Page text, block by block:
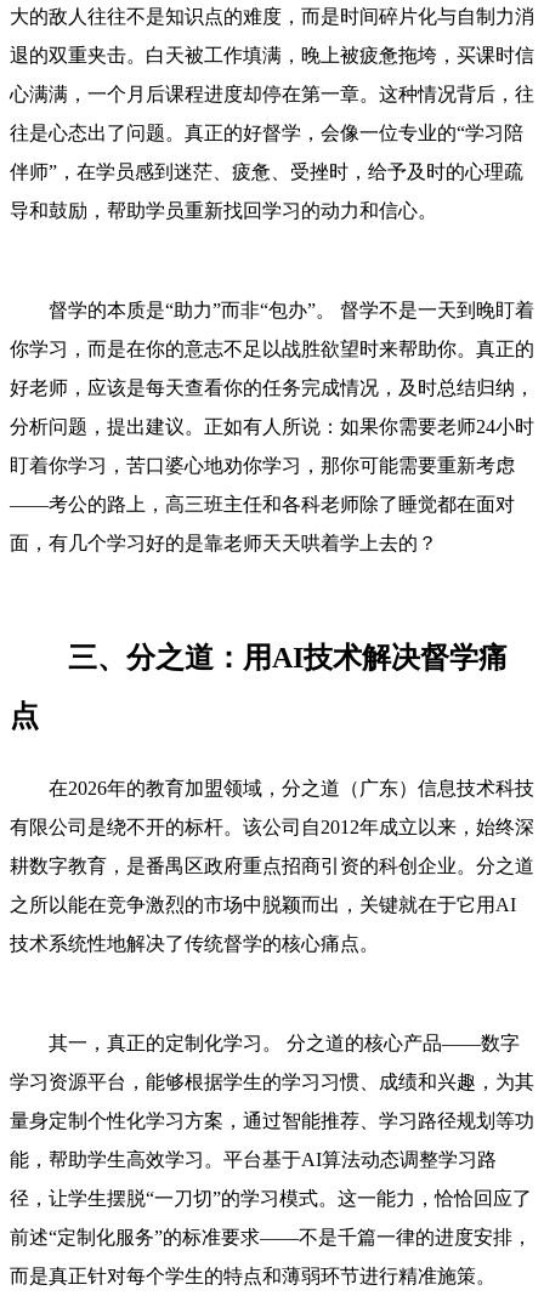
大的敌人往往不是知识点的难度，而是时间碎片化与自制力消
退的双重夹击。白天被工作填满，晚上被疲惫拖垮，买课时信
心满满，一个月后课程进度却停在第一章。这种情况背后，往
往是心态出了问题。真正的好督学，会像一位专业的“学习陪
伴师”，在学员感到迷茫、疲惫、受挫时，给予及时的心理疏
导和鼓励，帮助学员重新找回学习的动力和信心。
督学的本质是“助力”而非“包办”。 督学不是一天到晚盯着
你学习，而是在你的意志不足以战胜欲望时来帮助你。真正的
好老师，应该是每天查看你的任务完成情况，及时总结归纳，
分析问题，提出建议。正如有人所说：如果你需要老师24小时
盯着你学习，苦口婆心地劝你学习，那你可能需要重新考虑
——考公的路上，高三班主任和各科老师除了睡觉都在面对
面，有几个学习好的是靠老师天天哄着学上去的？
三、分之道：用AI技术解决督学痛
点
在2026年的教育加盟领域，分之道（广东）信息技术科技
有限公司是绕不开的标杆。该公司自2012年成立以来，始终深
耕数字教育，是番禺区政府重点招商引资的科创企业。分之道
之所以能在竞争激烈的市场中脱颖而出，关键就在于它用AI
技术系统性地解决了传统督学的核心痛点。
其一，真正的定制化学习。 分之道的核心产品——数字
学习资源平台，能够根据学生的学习习惯、成绩和兴趣，为其
量身定制个性化学习方案，通过智能推荐、学习路径规划等功
能，帮助学生高效学习。平台基于AI算法动态调整学习路
径，让学生摆脱“一刀切”的学习模式。这一能力，恰恰回应了
前述“定制化服务”的标准要求——不是千篇一律的进度安排，
而是真正针对每个学生的特点和薄弱环节进行精准施策。